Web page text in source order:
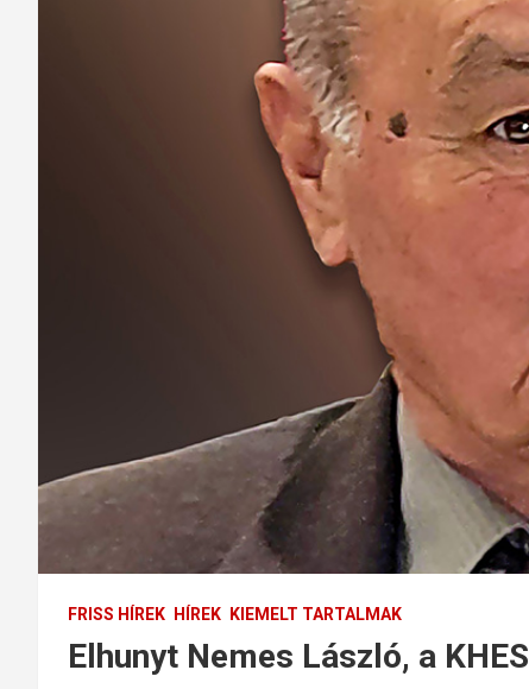
FRISS HÍREK HÍREK KIEMELT TARTALMAK
Elhunyt Nemes László, a